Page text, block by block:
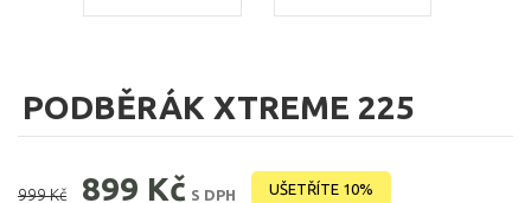
PODBĚRÁK XTREME 225
999 Kč 899 Kč S DPH UŠETŘÍTE 10%